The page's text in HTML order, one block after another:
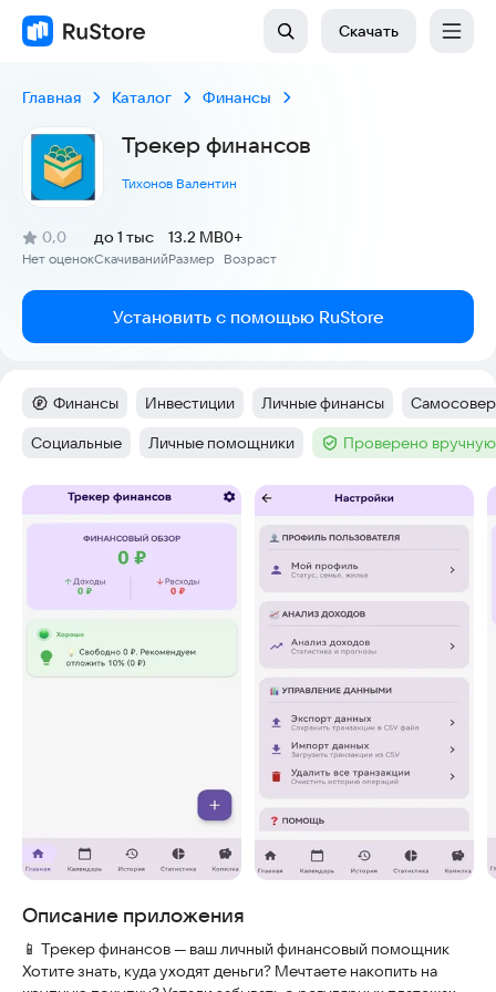
Скачать
Главная Каталог Финансы
Трекер финансов
Тихонов Валентин
Рейтинг:
0,0
(
Нет оценок
)
Скачиваний
до 1 тыс
Размер
13.2 MB
Возраст
0+
Установить с помощью RuStore
Категория:
Финансы Тег:
Инвестиции Тег:
Личные финансы Тег:
Тег:
Социальные Тег:
Личные помощники Тег :Проверено
Скриншоты
Описание приложения
📱 Трекер финансов — ваш личный финансовый помощник
Хотите знать, куда уходят деньги? Мечтаете накопить на